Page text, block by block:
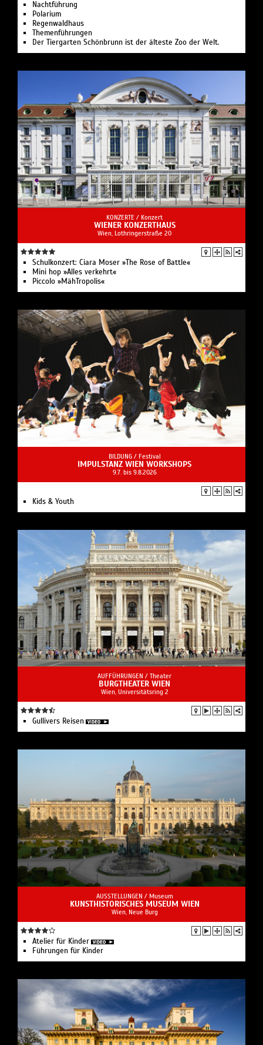
Nachtführung
Polarium
Regenwaldhaus
Themenführungen
Der Tiergarten Schönbrunn ist der älteste Zoo der Welt.
KONZERTE / Konzert
WIENER KONZERTHAUS
Wien, Lothringerstraße 20
Schulkonzert: Ciara Moser »The Rose of Battle«
Mini hop »Alles verkehrt«
Piccolo »MähTropolis«
BILDUNG / Festival
IMPULSTANZ WIEN WORKSHOPS
9.7. bis 9.8.2026
Kids & Youth
AUFFÜHRUNGEN / Theater
BURGTHEATER WIEN
Wien, Universitätsring 2
Gullivers Reisen
AUSSTELLUNGEN / Museum
KUNSTHISTORISCHES MUSEUM WIEN
Wien, Neue Burg
Atelier für Kinder
Führungen für Kinder